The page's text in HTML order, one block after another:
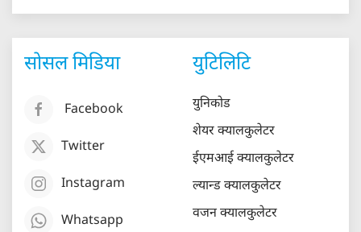
सोसल मिडिया
Facebook
Twitter
Instagram
Whatsapp
युटिलिटि
युनिकोड
शेयर क्यालकुलेटर
ईएमआई क्यालकुलेटर
ल्यान्ड क्यालकुलेटर
वजन क्यालकुलेटर